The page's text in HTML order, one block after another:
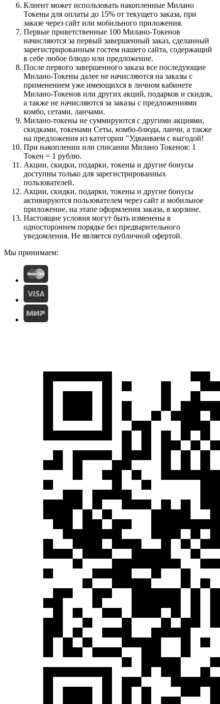
Клиент может использовать накопленные Милано
Токены для оплаты до 15% от текущего заказа, при
заказе через сайт или мобильного приложения.
Первые приветственные 100 Милано-Токенов
начисляются за первый завершенный заказ, сделанный
зарегистрированным гостем нашего сайта, содержащий
в себе любое блюдо или предложение.
После первого завершенного заказа все последующие
Милано-Токены далее не начисляются на заказы с
применением уже имеющихся в личном кабинете
Милано-Токенов или других акций, подарков и скидок,
а также не начисляются за заказы с предложениями
комбо, сетами, ланчами.
Милано-токены не суммируются с другими акциями,
скидками, токенами Сеты, комбо-блюда, ланчи, а также
на предложения из категории "Удваиваем с выгодой!
При накоплении или списании Милано Токенов: 1
Токен = 1 рублю.
Акции, скидки, подарки, токены и другие бонусы
доступны только для зарегистрированных
пользователей.
Акции, скидки, подарки, токены и другие бонусы
активируются пользователем через сайт и мобильное
приложение, на этапе оформления заказа, в корзине.
Настоящие условия могут быть изменены в
одностороннем порядке без предварительного
уведомления. Не является публичной офертой.
Мы принимаем: